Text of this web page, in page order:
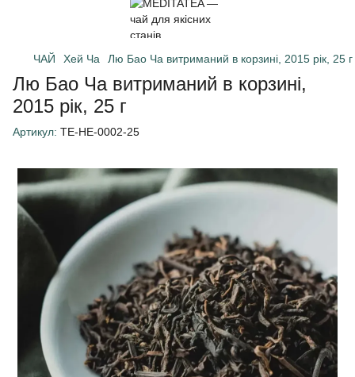
ЧАЙ Хей Ча Лю Бао Ча витриманий в корзині, 2015 рік, 25 г
Лю Бао Ча витриманий в корзині,
2015 рік, 25 г
Артикул: TE-HE-0002-25